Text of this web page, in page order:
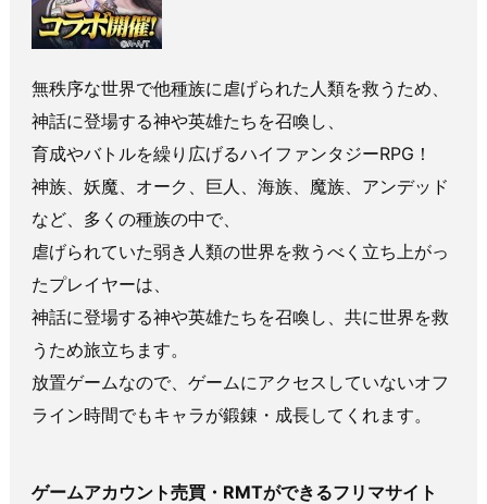
無秩序な世界で他種族に虐げられた人類を救うため、
神話に登場する神や英雄たちを召喚し、
育成やバトルを繰り広げるハイファンタジーRPG！
神族、妖魔、オーク、巨人、海族、魔族、アンデッド
など、多くの種族の中で、
虐げられていた弱き人類の世界を救うべく立ち上がっ
たプレイヤーは、
神話に登場する神や英雄たちを召喚し、共に世界を救
うため旅立ちます。
放置ゲームなので、ゲームにアクセスしていないオフ
ライン時間でもキャラが鍛錬・成長してくれます。
ゲームアカウント売買・RMTができるフリマサイト